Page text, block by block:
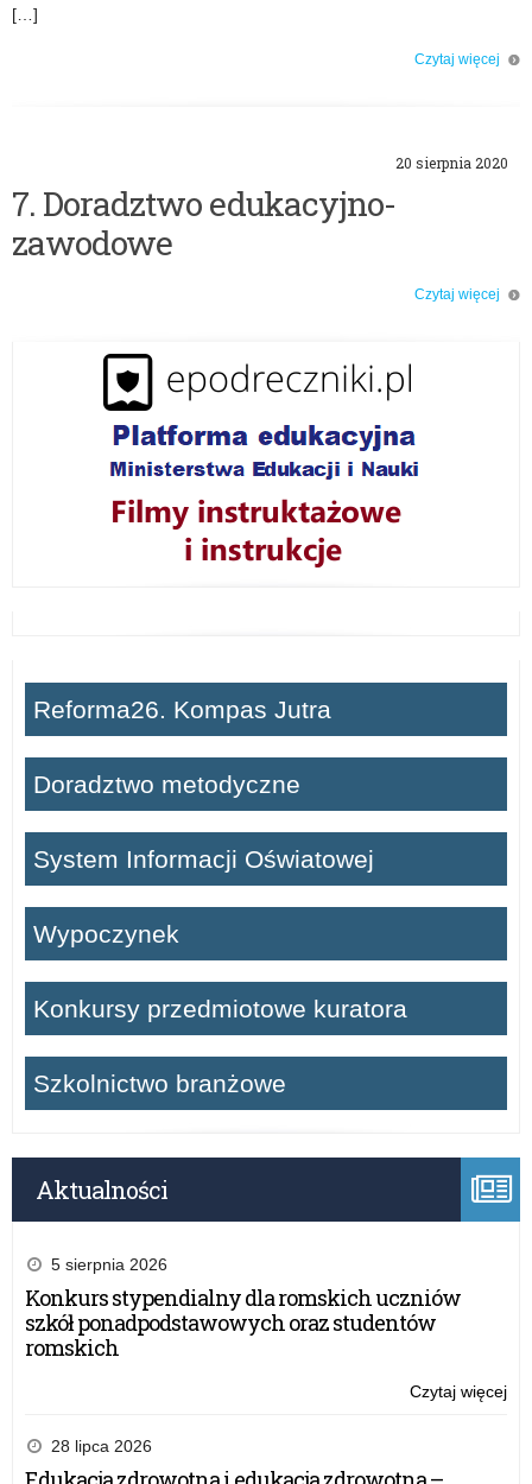
a
.
D
d
u
k
a
c
y
n
o
-
z
a
w
d
[…]
Czytaj więcej
20 sierpnia 2020
7. Doradztwo edukacyjno-
zawodowe
Czytaj więcej
Reforma26. Kompas Jutra
Doradztwo metodyczne
System Informacji Oświatowej
Wypoczynek
Konkursy przedmiotowe kuratora
Szkolnictwo branżowe
Aktualności
5 sierpnia 2026
Konkurs stypendialny dla romskich uczniów
szkół ponadpodstawowych oraz studentów
romskich
Czytaj więcej
28 lipca 2026